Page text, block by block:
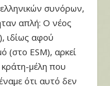
συνόρων,
απλή: Ο νέος
ιδίως αφού
(στο ESM), αρκεί
μέλη που
ότι αυτό δεν